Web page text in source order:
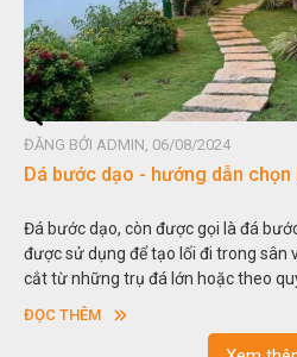
ĐĂNG BỞI ADMIN, 06/08/2024
Đá non bộ - cách lựa chọn non
Hòn non bộ được biết đến là một
thu nhỏ, đưa mô hình những ngọn
trong các vườn cảnh. Hay nói một
sơn”. Nghệ thuật hòn non bộ nhằm
ngoạn và phong thủy trong cuộc sống.
ĐỌC THÊM